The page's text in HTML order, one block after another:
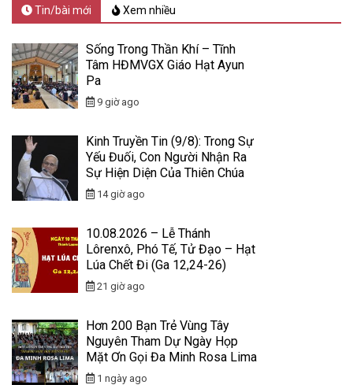
Tin/bài mới Xem nhiều
Sống Trong Thần Khí – Tĩnh
Tâm HĐMVGX Giáo Hạt Ayun
Pa
9 giờ ago
Kinh Truyền Tin (9/8): Trong Sự
Yếu Đuối, Con Người Nhận Ra
Sự Hiện Diện Của Thiên Chúa
14 giờ ago
10.08.2026 – Lễ Thánh
Lôrenxô, Phó Tế, Tử Đạo – Hạt
Lúa Chết Đi (Ga 12,24-26)
21 giờ ago
Hơn 200 Bạn Trẻ Vùng Tây
Nguyên Tham Dự Ngày Họp
Mặt Ơn Gọi Đa Minh Rosa Lima
1 ngày ago